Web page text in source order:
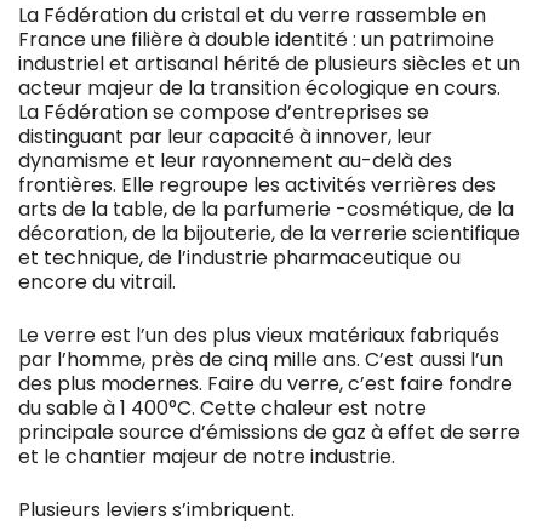
La Fédération du cristal et du verre rassemble en
France une filière à double identité : un patrimoine
industriel et artisanal hérité de plusieurs siècles et un
acteur majeur de la transition écologique en cours.
La Fédération se compose d’entreprises se
distinguant par leur capacité à innover, leur
dynamisme et leur rayonnement au-delà des
frontières. Elle regroupe les activités verrières des
arts de la table, de la parfumerie -cosmétique, de la
décoration, de la bijouterie, de la verrerie scientifique
et technique, de l’industrie pharmaceutique ou
encore du vitrail.
Le verre est l’un des plus vieux matériaux fabriqués
par l’homme, près de cinq mille ans. C’est aussi l’un
des plus modernes. Faire du verre, c’est faire fondre
du sable à 1 400°C. Cette chaleur est notre
principale source d’émissions de gaz à effet de serre
et le chantier majeur de notre industrie.
Plusieurs leviers s’imbriquent.